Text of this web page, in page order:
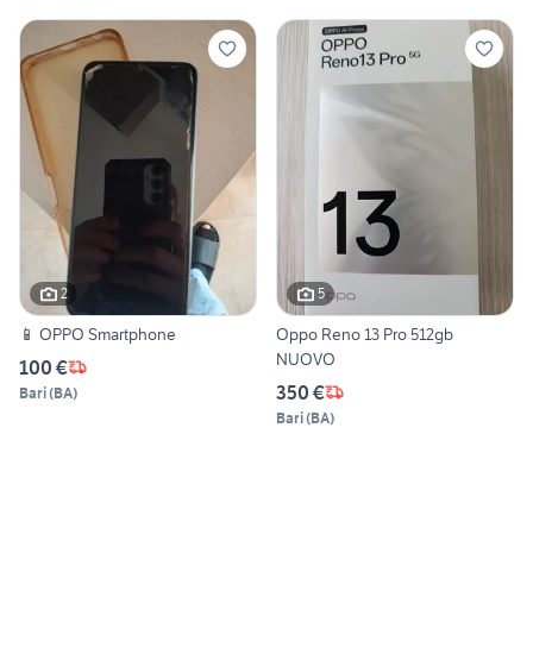
2
📱 OPPO Smartphone
100 €
Bari(BA)
5
Oppo Reno 13 Pro 512gb
NUOVO
350 €
Bari(BA)